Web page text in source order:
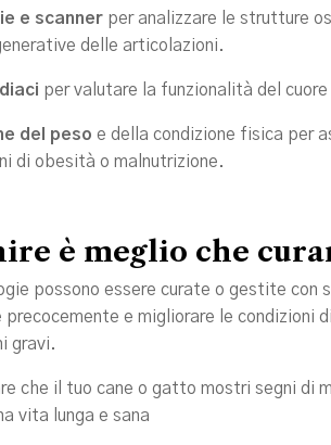
e scanner per analizzare le strutture
delle articolazioni.
per valutare la funzionalità del
del peso e della condizione fisica per
di obesità o malnutrizione.
è meglio che
possono essere curate o gestite
precocemente e migliorare le condizioni
gravi.
che il tuo cane o gatto mostri segni di
vita lunga e sana